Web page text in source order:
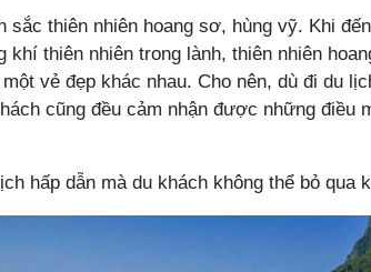
sắc thiên nhiên hoang sơ, hùng vỹ. Khi
thiên nhiên trong lành, thiên nhiên
vẻ đẹp khác nhau. Cho nên, dù đi du
cũng đều cảm nhận được những điều
hấp dẫn mà du khách không thể bỏ qua